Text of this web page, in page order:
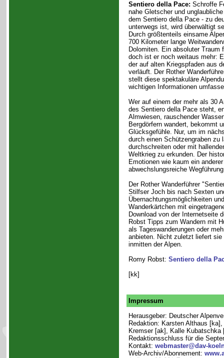
Sentiero della Pace: Schroffe
nahe Gletscher und
dem Sentiero della Pace - zu
unterwegs ist, wird überwältigt
Durch größtenteils einsame
700 Kilometer lange
Dolomiten. Ein absoluter Traum
doch ist er noch weitaus mehr:
der auf alten Kriegspfaden aus
verläuft. Der Rother
stellt diese spektakuläre
wichtigen Informationen
Wer auf einem der mehr als 30
des Sentiero della Pace steht,
Almwiesen, rauschender
Bergdörfern wandert, bekommt
Glücksgefühle. Nur, um im
durch einen Schützengraben zu
durchschreiten oder mit
Weltkrieg zu erkunden. Der
Emotionen wie kaum ein
abwechslungsreiche
Der Rother Wanderführer
Stilfser Joch bis nach Sexten
Übernachtungsmöglichkeiten
Wanderkärtchen mit
Download von der Internetseite
Robst Tipps zum Wandern mit
als Tageswanderungen oder
anbieten. Nicht zuletzt liefert
inmitten der Alpen.
Romy Robst: Sentiero della
[kk]
Impressum
Herausgeber: Deutscher
Redaktion: Karsten Althaus
Kremser [ak], Kalle
Redaktionsschluss für die
Kontakt: webmaster@dav-
Web-Archiv/Abonnement: